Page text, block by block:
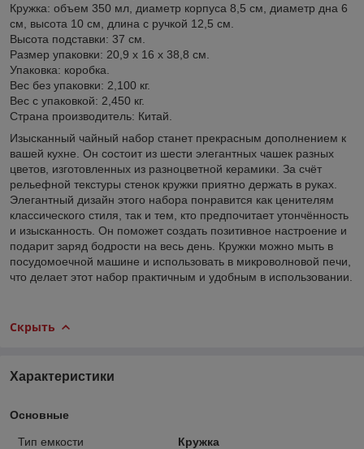
Кружка: объем 350 мл, диаметр корпуса 8,5 см, диаметр дна 6
см, высота 10 см, длина с ручкой 12,5 см.
Высота подставки: 37 см.
Размер упаковки: 20,9 х 16 х 38,8 см.
Упаковка: коробка.
Вес без упаковки: 2,100 кг.
Вес с упаковкой: 2,450 кг.
Страна производитель: Китай.
Изысканный чайный набор станет прекрасным дополнением к
вашей кухне. Он состоит из шести элегантных чашек разных
цветов, изготовленных из разноцветной керамики. За счёт
рельефной текстуры стенок кружки приятно держать в руках.
Элегантный дизайн этого набора понравится как ценителям
классического стиля, так и тем, кто предпочитает утончённость
и изысканность. Он поможет создать позитивное настроение и
подарит заряд бодрости на весь день. Кружки можно мыть в
посудомоечной машине и использовать в микроволновой печи,
что делает этот набор практичным и удобным в использовании.
Скрыть
Характеристики
Основные
Тип емкости
Кружка